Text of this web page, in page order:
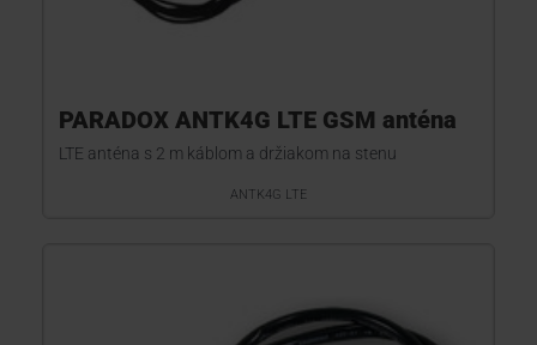
PARADOX ANTK4G LTE GSM anténa
LTE anténa s 2 m káblom a držiakom na stenu
ANTK4G LTE